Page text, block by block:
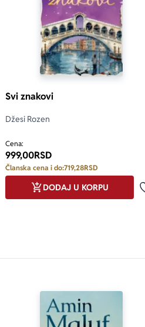
omiljene
Svi znakovi
Džesi Rozen
Cena:
999,00RSD
Članska cena i do:719,28RSD
DODAJ U KORPU